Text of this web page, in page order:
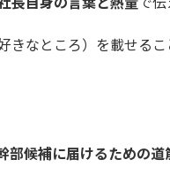
きなところ）を載せる
部候補に届けるための道